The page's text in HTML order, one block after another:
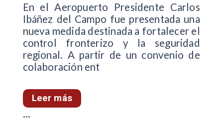
En el Aeropuerto Presidente Carlos
Ibáñez del Campo fue presentada una
nueva medida destinada a fortalecer el
control fronterizo y la seguridad
regional. A partir de un convenio de
colaboración ent
Leer más
...